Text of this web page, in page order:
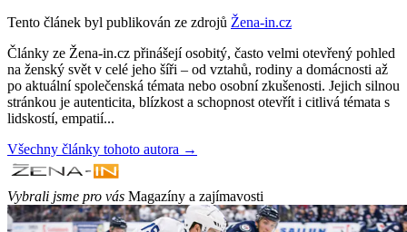
Tento článek byl publikován ze zdrojů Žena-in.cz
Články ze Žena-in.cz přinášejí osobitý, často velmi otevřený pohled
na ženský svět v celé jeho šíři – od vztahů, rodiny a domácnosti až
po aktuální společenská témata nebo osobní zkušenosti. Jejich silnou
stránkou je autenticita, blízkost a schopnost otevřít i citlivá témata s
lidskostí, empatií...
Všechny články tohoto autora →
Vybrali jsme pro vás Magazíny a zajímavosti